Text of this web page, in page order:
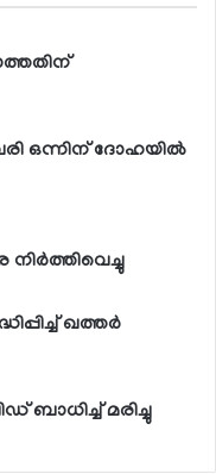
ഒന്നിന് ദോഹയില്‍
ഖത്തര്‍
ബാധിച്ച് മരിച്ചു